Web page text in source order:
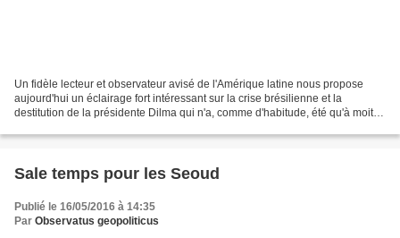
Un fidèle lecteur et observateur avisé de l'Amérique latine nous propose
aujourd'hui un éclairage fort intéressant sur la crise brésilienne et la
destitution de la présidente Dilma qui n'a, comme d'habitude, été qu'à moitié
Sale temps pour les Seoud
Publié le 16/05/2016 à 14:35
Par Observatus geopoliticus